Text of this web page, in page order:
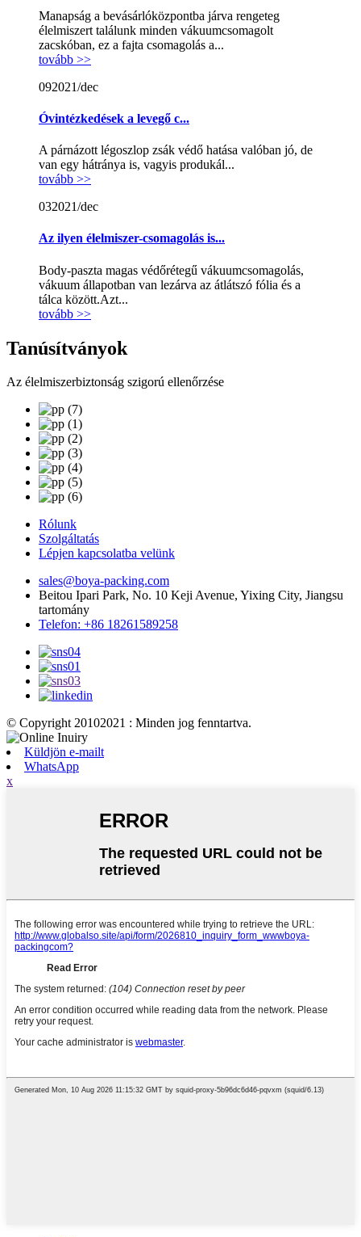
Manapság a bevásárlóközpontba járva rengeteg
élelmiszert találunk minden vákuumcsomagolt
zacskóban, ez a fajta csomagolás a...
tovább >>
092021/dec
Óvintézkedések a levegő c...
A párnázott légoszlop zsák védő hatása valóban jó, de
van egy hátránya is, vagyis produkál...
tovább >>
032021/dec
Az ilyen élelmiszer-csomagolás is...
Body-paszta magas védőrétegű vákuumcsomagolás,
vákuum állapotban van lezárva az átlátszó fólia és a
tálca között.Azt...
tovább >>
Tanúsítványok
Az élelmiszerbiztonság szigorú ellenőrzése
Rólunk
Szolgáltatás
Lépjen kapcsolatba velünk
sales@boya-packing.com
Beitou Ipari Park, No. 10 Keji Avenue, Yixing City, Jiangsu
tartomány
Telefon: +86 18261589258
© Copyright 20102021 : Minden jog fenntartva.
Küldjön e-mailt
WhatsApp
x